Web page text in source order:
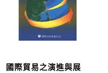
國際貿易之演進與展